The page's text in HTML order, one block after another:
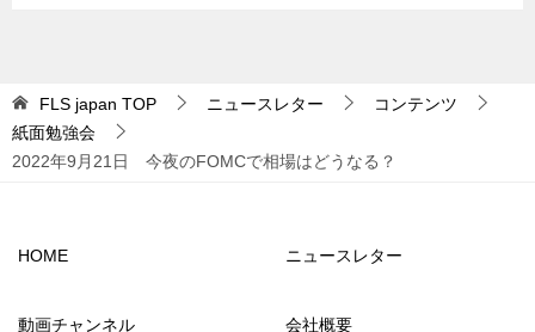
FLS japan TOP ニュースレター
コンテンツ
紙面勉強会
2022年9月21日 今夜のFOMCで相場はどうなる？
HOME ニュースレター
動画チャンネル 会社概要